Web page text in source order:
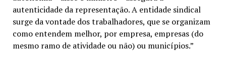
autenticidade da representação. A entidade sindical
surge da vontade dos trabalhadores, que se organizam
como entendem melhor, por empresa, empresas (do
mesmo ramo de atividade ou não) ou municípios.”